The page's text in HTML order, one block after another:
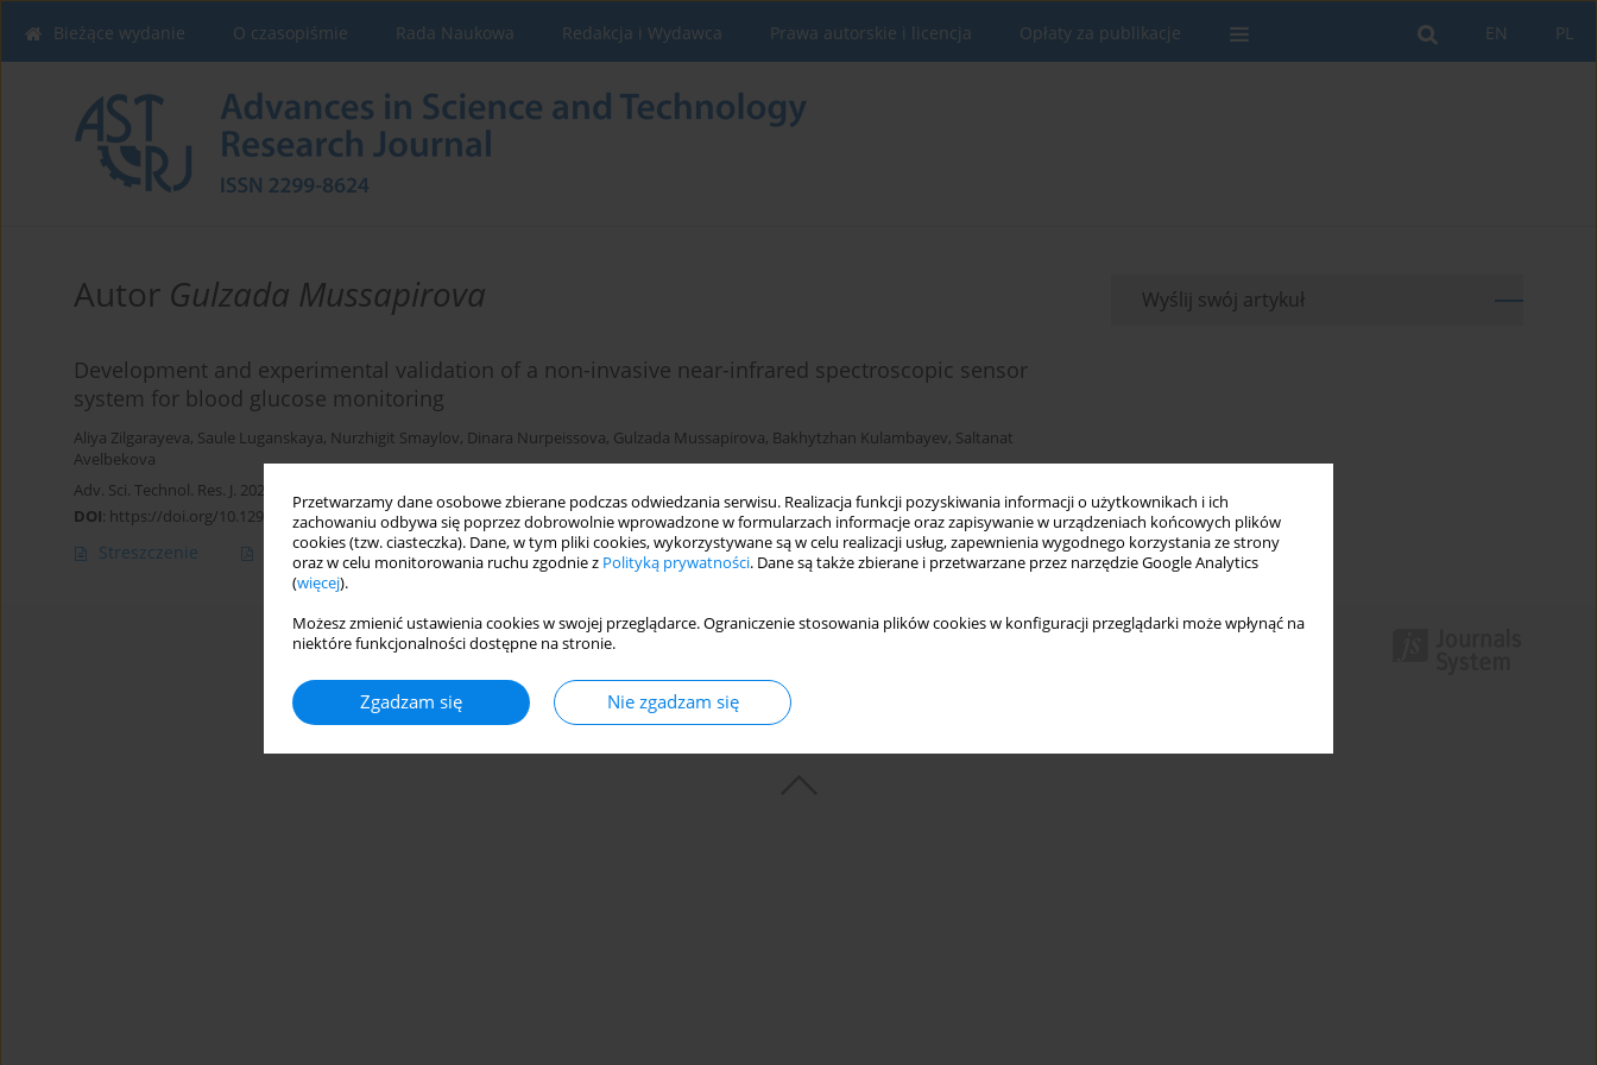
Przetwarzamy dane osobowe zbierane podczas odwiedzania serwisu. Realizacja funkcji pozyskiwania informacji o użytkownikach i ich
zachowaniu odbywa się poprzez dobrowolnie wprowadzone w formularzach informacje oraz zapisywanie w urządzeniach końcowych plików
cookies (tzw. ciasteczka). Dane, w tym pliki cookies, wykorzystywane są w celu realizacji usług, zapewnienia wygodnego korzystania ze strony
oraz w celu monitorowania ruchu zgodnie z Polityką prywatności. Dane są także zbierane i przetwarzane przez narzędzie Google Analytics
(więcej).
Możesz zmienić ustawienia cookies w swojej przeglądarce. Ograniczenie stosowania plików cookies w konfiguracji przeglądarki może wpłynąć na
niektóre funkcjonalności dostępne na stronie.
Zgadzam się Nie zgadzam się
PL
EN
Bieżące wydanie O czasopiśmie Rada Naukowa Redakcja i Wydawca Prawa autorskie i licencja Opłaty za publikacje
Autor Gulzada Mussapirova
Development and experimental validation of a non-invasive near-infrared spectroscopic sensor
system for blood glucose monitoring
Aliya Zilgarayeva, Saule Luganskaya, Nurzhigit Smaylov, Dinara Nurpeissova, Gulzada Mussapirova, Bakhytzhan Kulambayev, Saltanat
Avelbekova
Adv. Sci. Technol. Res. J. 2026; 20(5):281-292
DOI: https://doi.org/10.12913/22998624/216145
Streszczenie Artykuł(PDF) Statystyki
Wyślij swój artykuł
© 2006-2026 Journal hosting platform by